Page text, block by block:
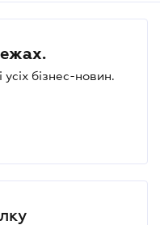
бізнес-новин.